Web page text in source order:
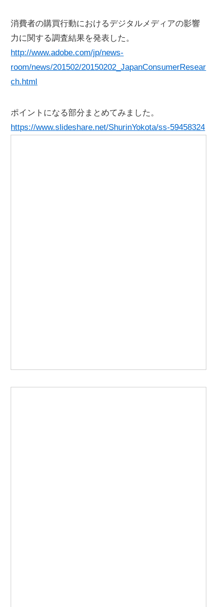
消費者の購買行動におけるデジタルメディアの影響
力に関する調査結果を発表した。
http://www.adobe.com/jp/news-
room/news/201502/20150202_JapanConsumerResear
ch.html
ポイントになる部分まとめてみました。
https://www.slideshare.net/ShurinYokota/ss-59458324